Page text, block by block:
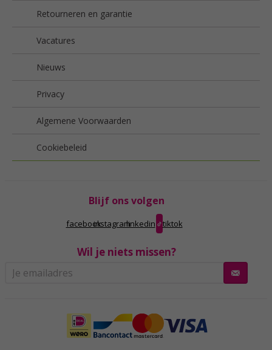
Retourneren en garantie
Vacatures
Nieuws
Privacy
Algemene Voorwaarden
Cookiebeleid
Blijf ons volgen
facebookinstagramlinkedin tiktok
Wil je niets missen?